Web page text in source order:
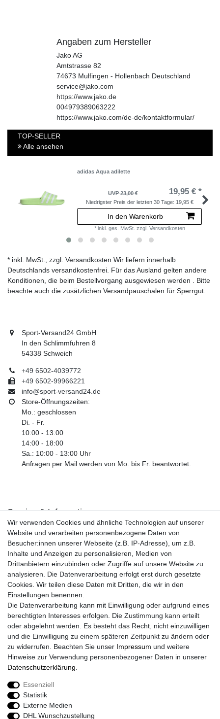
Angaben zum Hersteller
Jako AG
Amtstrasse 82
74673 Mulfingen - Hollenbach Deutschland
service@jako.com
https://www.jako.de
004979389063222
https://www.jako.com/de-de/kontaktformular/
TOP-SELLER
Alle ansehen
adidas Aqua adilette
UVP 23,00 € 19,95 € *
Niedrigster Preis der letzten 30 Tage: 19,95 €
In den Warenkorb
* inkl. ges. MwSt. zzgl. Versandkosten
* inkl. MwSt., zzgl. Versandkosten Wir liefern innerhalb
Deutschlands versandkostenfrei. Für das Ausland gelten andere
Konditionen, die beim Bestellvorgang ausgewiesen werden . Bitte
beachte auch die zusätzlichen Versandpauschalen für Sperrgut.
Sport-Versand24 GmbH
In den Schlimmfuhren 8
54338 Schweich
+49 6502-4039772
+49 6502-99966221
info@sport-versand24.de
Store-Öffnungszeiten:
Mo.: geschlossen
Di. - Fr.
10:00 - 13:00
14:00 - 18:00
Sa.: 10:00 - 13:00 Uhr
Anfragen per Mail werden von Mo. bis Fr. beantwortet.
Service & Informationen
Kontakt
Retouren
Widerrufsrecht
Widerrufs­formular
Impressum
Daten­schutz­erklärung
AGB
Größentabelle
Kataloge
Barrierefreiheitserklärung
Sicherheitsinformationen
Zahlung und Versand
Wir verwenden Cookies und ähnliche Technologien auf unserer
Website und verarbeiten personenbezogene Daten von
Besucher:innen unserer Webseite (z.B. IP-Adresse), um z.B.
Inhalte und Anzeigen zu personalisieren, Medien von
Drittanbietern einzubinden oder Zugriffe auf unsere Website zu
analysieren. Die Datenverarbeitung erfolgt erst durch gesetzte
Cookies. Wir teilen diese Daten mit Dritten, die wir in den
Einstellungen benennen.
Die Datenverarbeitung kann mit Einwilligung oder aufgrund eines
berechtigten Interesses erfolgen. Die Zustimmung kann erteilt
oder abgelehnt werden. Es besteht das Recht, nicht einzuwilligen
und die Einwilligung zu einem späteren Zeitpunkt zu ändern oder
zu widerrufen. Beachten Sie unser Impressum und weitere
Hinweise zur Verwendung personenbezogener Daten in unserer
Daten­schutz­erklärung
Essenziell
Statistik
Externe Medien
DHL Wunschzustellung